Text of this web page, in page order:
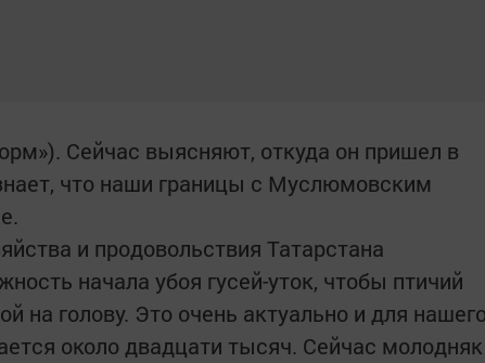
Сейчас выясняют, откуда он пришел в
что наши границы с Муслюмовским
и продовольствия Татарстана
начала убоя гусей-уток, чтобы птичий
на голову. Это очень актуально и для
около двадцати тысяч. Сейчас молодняк